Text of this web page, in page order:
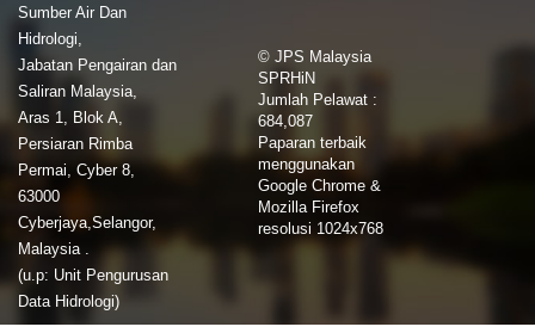
Sumber Air Dan
Hidrologi,
Jabatan Pengairan dan
Saliran Malaysia,
Aras 1, Blok A,
Persiaran Rimba
Permai, Cyber 8,
63000
Cyberjaya,Selangor,
Malaysia .
(u.p: Unit Pengurusan
Data Hidrologi)
© JPS Malaysia
SPRHiN
Jumlah Pelawat :
684,087
Paparan terbaik
menggunakan
Google Chrome &
Mozilla Firefox
resolusi 1024x768